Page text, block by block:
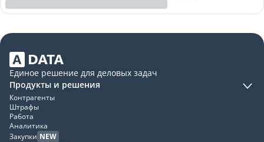
Единое решение для деловых задач
Продукты и решения
Контрагенты
Штрафы
Работа
Аналитика
Закупки NEW